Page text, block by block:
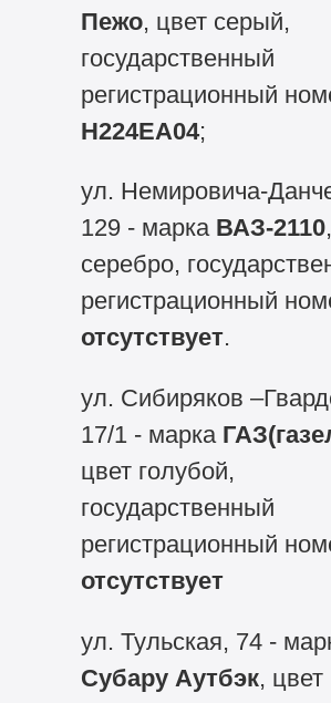
Пежо, цвет серый,
государственный
регистрационный
Н224ЕА04;
ул. Немировича-
129 - марка ВАЗ-2110
серебро,
регистрационный
отсутствует.
ул. Сибиряков
17/1 - марка
цвет голубой,
государственный
регистрационный
отсутствует
ул. Тульская, 74 -
Субару Аутбэк, цвет